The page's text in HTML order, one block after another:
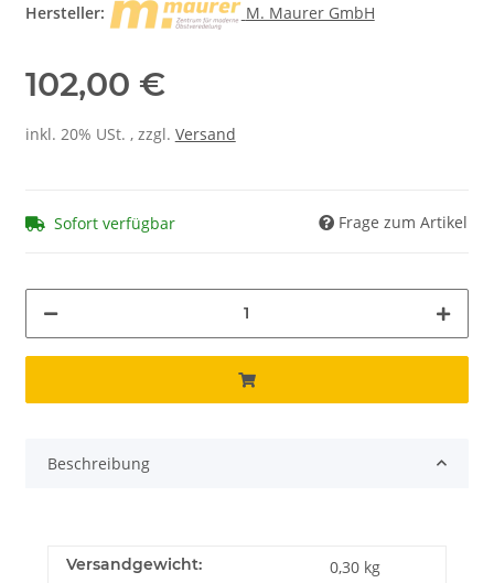
Hersteller:
M. Maurer GmbH
102,00 €
inkl. 20% USt. , zzgl. Versand
Sofort verfügbar Frage zum Artikel
Beschreibung
Versandgewicht: 0,30 kg